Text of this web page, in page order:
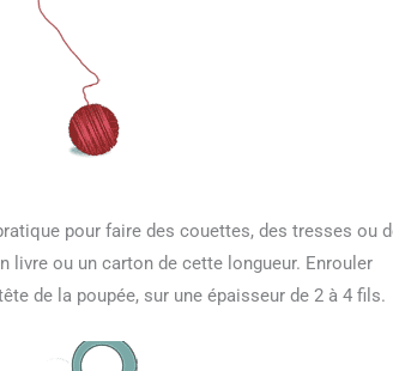
pour faire des couettes, des tresses ou
livre ou un carton de cette longueur. Enrouler
de la poupée, sur une épaisseur de 2 à 4 fils.